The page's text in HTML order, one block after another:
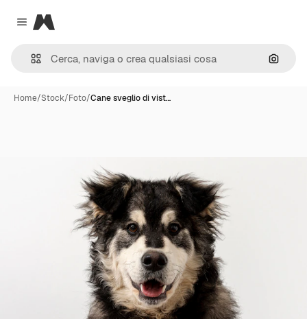
Close menu
Magnific
Cerca
Home/Stock/Foto/Cane sveglio di vist…